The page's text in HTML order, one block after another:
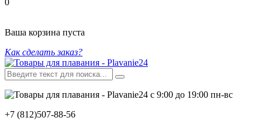
Ваша корзина пуста
Как сделать заказ?
с 9:00 до 19:00 пн-вс
+7 (812)507-88-56